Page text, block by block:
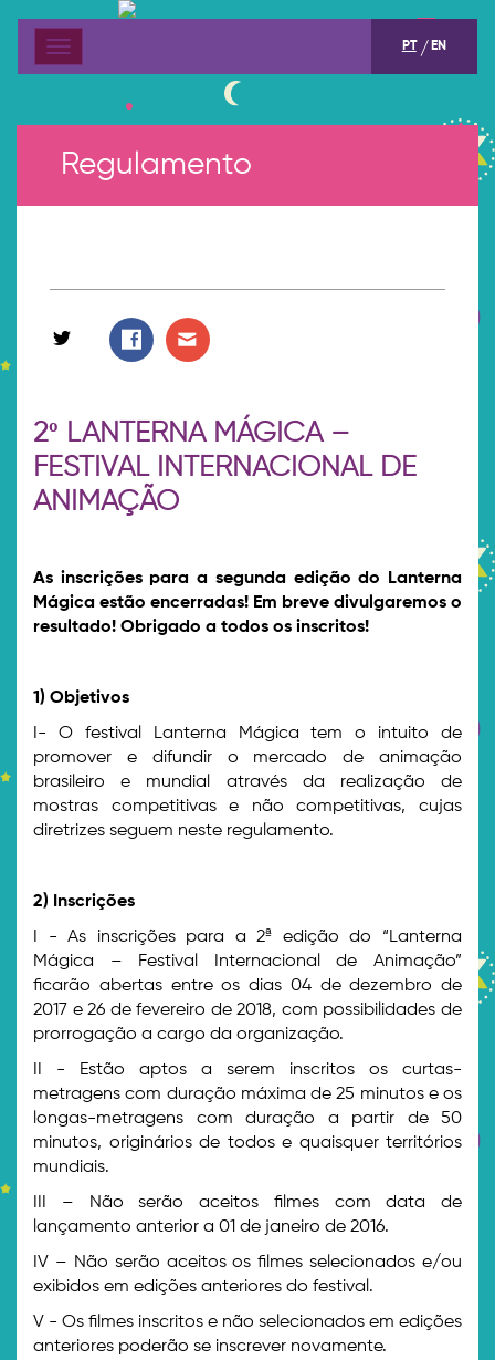
Menu PT EN
Regulamento
2º LANTERNA MÁGICA –
FESTIVAL INTERNACIONAL DE
ANIMAÇÃO
As inscrições para a segunda edição do Lanterna
Mágica estão encerradas! Em breve divulgaremos o
resultado! Obrigado a todos os inscritos!
1) Objetivos
I- O festival Lanterna Mágica tem o intuito de
promover e difundir o mercado de animação
brasileiro e mundial através da realização de
mostras competitivas e não competitivas, cujas
diretrizes seguem neste regulamento.
2) Inscrições
I - As inscrições para a 2ª edição do “Lanterna
Mágica – Festival Internacional de Animação”
ficarão abertas entre os dias 04 de dezembro de
2017 e 26 de fevereiro de 2018, com possibilidades de
prorrogação a cargo da organização.
II - Estão aptos a serem inscritos os curtas-
metragens com duração máxima de 25 minutos e os
longas-metragens com duração a partir de 50
minutos, originários de todos e quaisquer territórios
mundiais.
III – Não serão aceitos filmes com data de
lançamento anterior a 01 de janeiro de 2016.
IV – Não serão aceitos os filmes selecionados e/ou
exibidos em edições anteriores do festival.
V - Os filmes inscritos e não selecionados em edições
anteriores poderão se inscrever novamente.